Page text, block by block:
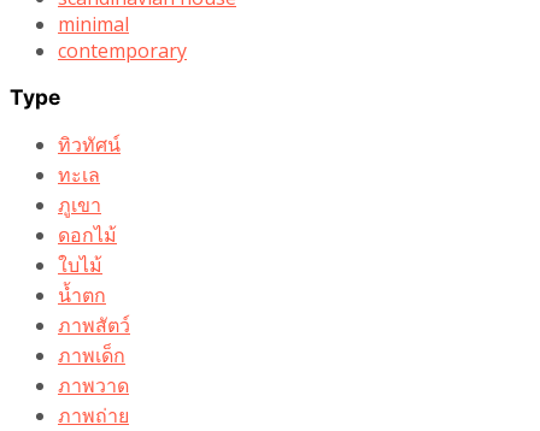
minimal
contemporary
Type
ทิวทัศน์
ทะเล
ภูเขา
ดอกไม้
ใบไม้
น้ำตก
ภาพสัตว์
ภาพเด็ก
ภาพวาด
ภาพถ่าย